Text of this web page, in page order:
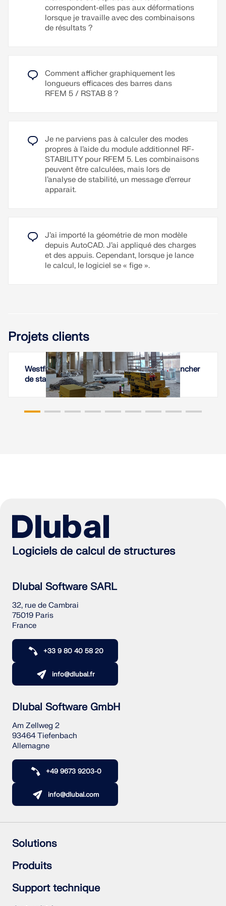
l’utilisateur.
Des textes supplémentaires peuvent être importés
que dans VCmaster.
Lire la suite
correspondent-elles pas aux déformations
lorsque je travaille avec des combinaisons
de résultats ?
Comment afficher graphiquement les
longueurs efficaces des barres dans
RFEM 5 / RSTAB 8 ?
Je ne parviens pas à calculer des modes
propres à l’aide du module additionnel RF-
STABILITY pour RFEM 5. Les combinaisons
peuvent être calculées, mais lors de
l’analyse de stabilité, un message d’erreur
apparait.
J’ai importé la géométrie de mon modèle
depuis AutoCAD. J’ai appliqué des charges
et des appuis. Cependant, lorsque je lance
le calcul, le logiciel se « fige ».
Projets clients
Westfield Černý Most - Renforcement de plancher
de stationnement
Logiciels de calcul de structures
Dlubal Software SARL
32, rue de Cambrai
75019 Paris
France
+33 9 80 40 58 20
info@dlubal.fr
Dlubal Software GmbH
Am Zellweg 2
93464 Tiefenbach
Allemagne
+49 9673 9203-0
info@dlubal.com
Solutions
Structures en béton armé
Structures acier
Structures en bois
Assemblages acier
Produits
RFEM 6
RSTAB 9
RSECTION 1
Support technique